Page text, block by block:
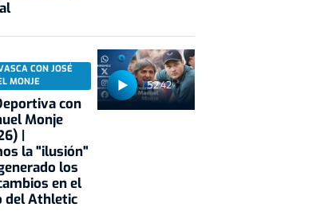
52:42
CON JOSÉ
MONJE
con
Monje
|
la "ilusión"
los
en el
del Athletic